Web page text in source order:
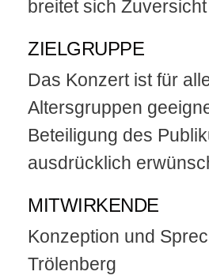
breitet sich
ZIELGRUPPE
Das Konzert ist für
Altersgruppen
Beteiligung des
ausdrücklich
MITWIRKENDE
Konzeption und
Trölenberg